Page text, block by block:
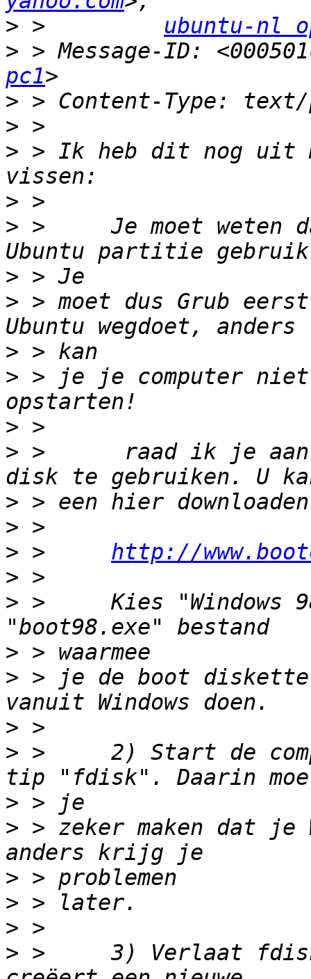
> > ubuntu-nl
> > Message-ID:
pc1
>
>
> > Ik heb dit nog uit
>
> >     Je moet weten
>
> > moet dus Grub
>
> > je je computer niet
>
> >      raad ik je aan
>
>
> > http://
>
> >     Kies "Windows
>
> > je de boot
>
> >     2) Start de
>
> > zeker maken dat
>
>
>
> >     3) Verlaat